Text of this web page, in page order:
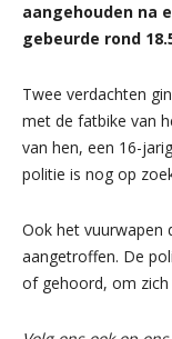
aangehouden na
gebeurde rond
Twee verdachten
met de fatbike van
van hen, een 16-
politie is nog op
Ook het vuurwapen
aangetroffen. De
of gehoord, om zich